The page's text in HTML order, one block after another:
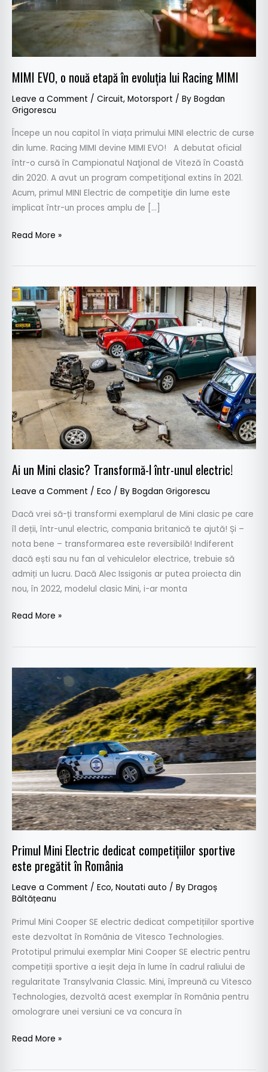
MIMI EVO, o nouă etapă în evoluția lui Racing MIMI
Leave a Comment / Circuit, Motorsport / By Bogdan
Grigorescu
Începe un nou capitol în viața primului MINI electric de curse
din lume. Racing MIMI devine MIMI EVO! A debutat oficial
într-o cursă în Campionatul Naţional de Viteză în Coastă
din 2020. A avut un program competiţional extins în 2021.
Acum, primul MINI Electric de competiţie din lume este
implicat într-un proces amplu de […]
lui
Racing
Read More »
Ai un Mini clasic? Transformă-l într-unul electric!
Leave a Comment / Eco / By Bogdan Grigorescu
Dacă vrei să-ți transformi exemplarul de Mini clasic pe care
îl deții, într-unul electric, compania britanică te ajută! Și –
nota bene – transformarea este reversibilă! Indiferent
dacă ești sau nu fan al vehiculelor electrice, trebuie să
admiți un lucru. Dacă Alec Issigonis ar putea proiecta din
nou, în 2022, modelul clasic Mini, i-ar monta
Ai
un
Mini
clasic?
Transformă-
unul
electric!
Read More »
Primul Mini Electric dedicat competițiilor sportive
este pregătit în România
Leave a Comment / Eco, Noutati auto / By Dragoș
Băltățeanu
Primul Mini Cooper SE electric dedicat competițiilor sportive
este dezvoltat în România de Vitesco Technologies.
Prototipul primului exemplar Mini Cooper SE electric pentru
competiții sportive a ieșit deja în lume în cadrul raliului de
regularitate Transylvania Classic. Mini, împreună cu Vitesco
Technologies, dezvoltă acest exemplar în România pentru
omolograre unei versiuni ce va concura în
Primul
Mini
Electric
dedicat
competițiilor
sportive
este
pregătit
în
România
Read More »